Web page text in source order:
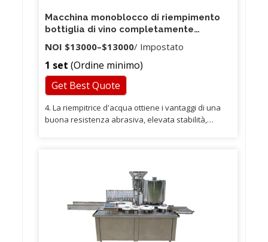
Macchina monoblocco di riempimento
bottiglia di vino completamente
NOI $13000–$13000/ Impostato
1 set (Ordine minimo)
Get Best Quote
4. La riempitrice d'acqua ottiene i vantaggi di una
buona resistenza abrasiva, elevata stabilità,
tempo. Anche dopo l'acquisto della macchina,
invieremo il video che mostra come utilizzare
questa macchina passo dopo passo su richiesta.